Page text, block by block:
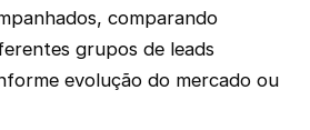
comparando
grupos de leads
evolução do mercado ou